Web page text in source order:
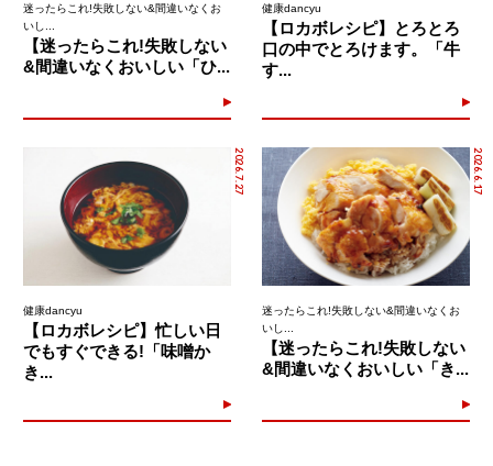
迷ったらこれ!失敗しない&間違いなくお
いし...
【迷ったらこれ!失敗しない
&間違いなくおいしい「ひ...
健康dancyu
【ロカボレシピ】とろとろ
口の中でとろけます。「牛
す...
2026.7.27
健康dancyu
【ロカボレシピ】忙しい日
でもすぐできる!「味噌か
き...
2026.6.17
迷ったらこれ!失敗しない&間違いなくお
いし...
【迷ったらこれ!失敗しない
&間違いなくおいしい「き...